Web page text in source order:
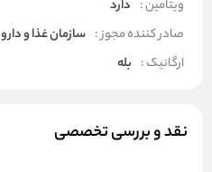
ویتامین : دارد
صادر کننده مجوز : سازمان غذا و دارو
ارگانیک : بله
نقد و بررسی تخصصی